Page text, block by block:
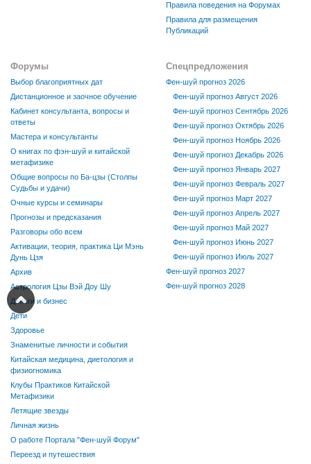
Правила поведения на Форумах
Правила для размещения
Публикаций
Форумы
Выбор благоприятных дат
Дистанционное и заочное обучение
Кабинет консультанта, вопросы и
ответы
Мастера и консультанты
О книгах по фэн-шуй и китайской
метафизике
Общие вопросы по Ба-цзы (Столпы
Судьбы и удачи)
Очные курсы и семинары
Прогнозы и предсказания
Разговоры обо всем
Активации, теория, практика Ци Мэнь
Дунь Цзя
Архив
Астрология Цзы Вэй Доу Шу
Деньги и бизнес
Дети
Здоровье
Знаменитые личности и события
Китайская медицина, диетология и
физиогномика
Клубы Практиков Китайской
Метафизики
Летящие звезды
Личная жизнь
О работе Портала "Фен-шуй Форум"
Переезд и путешествия
Спецпредложения
Фен-шуй прогноз 2026
Фен-шуй прогноз Август 2026
Фен-шуй прогноз Сентябрь 2026
Фен-шуй прогноз Октябрь 2026
Фен-шуй прогноз Ноябрь 2026
Фен-шуй прогноз Декабрь 2026
Фен-шуй прогноз Январь 2027
Фен-шуй прогноз Февраль 2027
Фен-шуй прогноз Март 2027
Фен-шуй прогноз Апрель 2027
Фен-шуй прогноз Май 2027
Фен-шуй прогноз Июнь 2027
Фен-шуй прогноз Июль 2027
Фен-шуй прогноз 2027
Фен-шуй прогноз 2028